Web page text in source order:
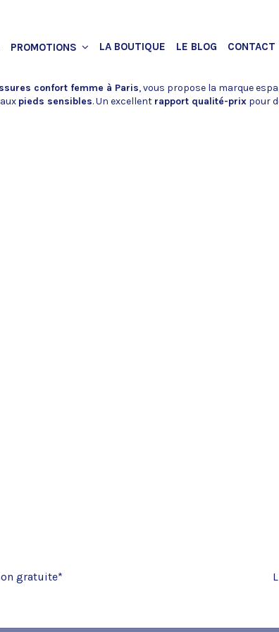
PROMOTIONS LA BOUTIQUE LE BLOG CONTACT
confort femme à Paris, vous propose la marque
pieds sensibles. Un excellent rapport qualité-prixpour
gratuite*